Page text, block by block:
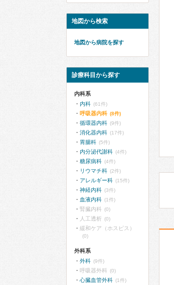
地図から検索
地図から病院を探す
診療科目から探す
内科系
内科 (61件)
呼吸器内科 (8件)
循環器内科 (9件)
消化器内科 (17件)
胃腸科 (5件)
内分泌代謝科 (4件)
糖尿病科 (4件)
リウマチ科 (2件)
アレルギー科 (15件)
神経内科 (3件)
血液内科 (1件)
腎臓内科 (0)
人工透析 (0)
緩和ケア（ホスピス）
(0)
外科系
外科 (9件)
呼吸器外科 (0)
心臓血管外科 (1件)